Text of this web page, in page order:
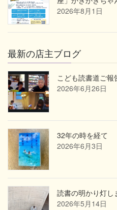
2026年8月1日
最新の店主ブログ
こども読書道ご報
2026年6月26日
32年の時を経て
2026年6月3日
読書の明かり灯し
2026年5月14日